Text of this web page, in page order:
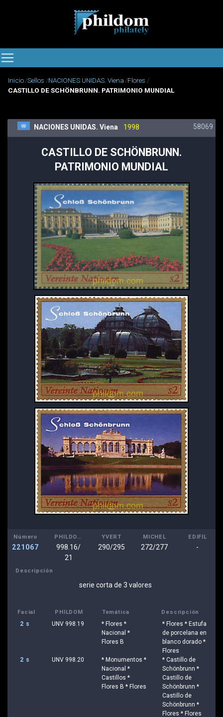
Inicio Sellos NACIONES UNIDAS. Viena Flores
CASTILLO DE SCHÖNBRUNN. PATRIMONIO MUNDIAL
NACIONES UNIDAS. Viena 1998 58069
CASTILLO DE SCHÖNBRUNN.
PATRIMONIO MUNDIAL
Número
221067
PHILDOM
998.16/
21
YVERT
290/295
MICHEL
272/277
EDIFIL
-
Descripción
serie corta de 3 valores
Facial PHILDOM Temática Descripción
2 s UNV 998.19
* Flores *
Nacional *
Flores B
* Flores * Estufa
de porcelana en
blanco dorado *
Flores
2 s
UNV 998.20
* Monumentos *
Nacional *
Castillos *
Flores B * Flores
* Castillo de
Schönbrunn *
Castillo de
Schönbrunn *
Castillo de
Schönbrunn *
Flores * Flores